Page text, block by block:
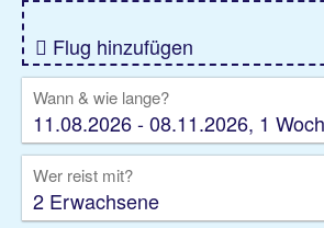
Flug hinzufügen
Wann & wie lange?
11.08.2026 - 08.11.2026, 1
Wer reist mit?
2 Erwachsene